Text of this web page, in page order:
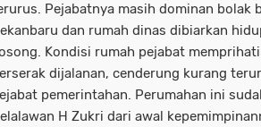
Pejabatnya masih dominan bolak
dan rumah dinas dibiarkan
Kondisi rumah pejabat
dijalanan, cenderung kurang
pemerintahan. Perumahan ini
H Zukri dari awal